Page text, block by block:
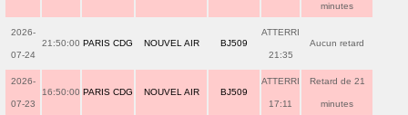
minutes
2026-
07-24
21:50:00 PARIS CDG NOUVEL AIR BJ509
ATTERRI
21:35
Aucun retard
2026-
07-23
16:50:00 PARIS CDG NOUVEL AIR BJ509
ATTERRI
17:11
Retard de 21
minutes